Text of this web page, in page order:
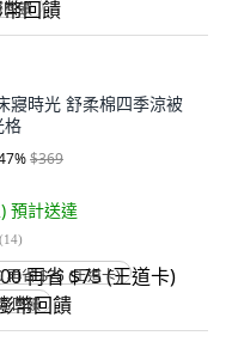
回饋
寢時光 舒柔棉四季涼被
格
%$369
預計送達
(14)
再省 $75 (王道卡)
回饋